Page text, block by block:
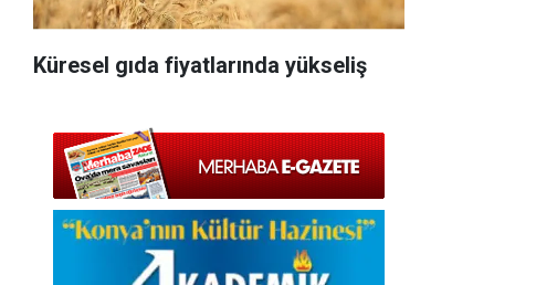
Küresel gıda fiyatlarında yükseliş